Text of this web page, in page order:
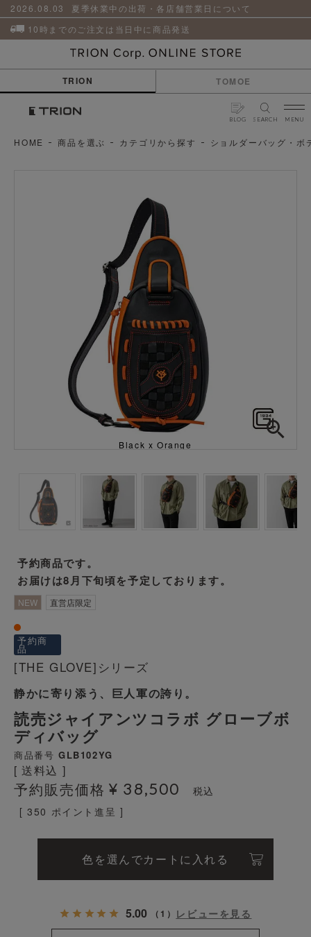
2026.08.03
夏季休業中の出荷・各店舗営業日について
10時までのご注文は当日中に商品発送
TRION TOMOE
BLOG SEARCH MENU
革
小
物
ア
品
HOME 商品を選ぶ カテゴリから探す ショルダーバッグ・ボ
Black x Orange
予約商品です。
お届けは8月下旬頃を予定しております。
NEW 直営店限定
予約商
品
[THE GLOVE]シリーズ
静かに寄り添う、巨人軍の誇り。
読売ジャイアンツコラボ グローブボ
ディバッグ
商品番号 GLB102YG
送料込
予約販売価格 ¥ 38,500
税込
[ 350 ポイント進呈 ]
色を選んでカートに入れる
5.00 （ 1 ） レビューを見る